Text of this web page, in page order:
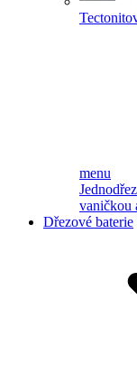
menu
vaničkou
Dřezové baterie